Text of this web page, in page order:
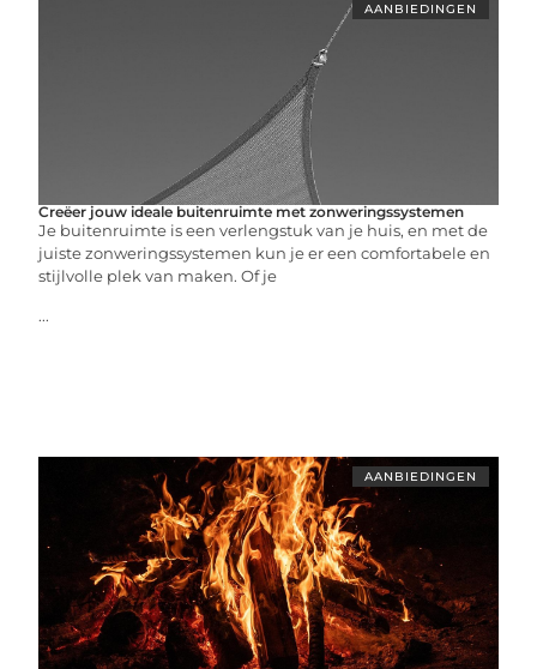
AANBIEDINGEN
Creëer jouw ideale buitenruimte met zonweringssystemen
Je buitenruimte is een verlengstuk van je huis, en met de
juiste zonweringssystemen kun je er een comfortabele en
stijlvolle plek van maken. Of je
...
AANBIEDINGEN